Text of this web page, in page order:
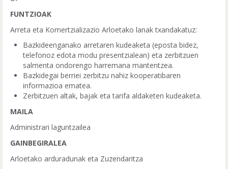
FUNTZIOAK
Arreta eta Komertzializazio Arloetako lanak txandakatuz:
Bazkideenganako arretaren kudeaketa (eposta bidez,
telefonoz edota modu presentzialean) eta zerbitzuen
salmenta ondorengo harremana mantentzea.
Bazkidegai berriei zerbitzu nahiz kooperatibaren
informazioa ematea.
Zerbitzuen altak, bajak eta tarifa aldaketen kudeaketa.
MAILA
Administrari laguntzailea
GAINBEGIRALEA
Arloetako arduradunak eta Zuzendaritza